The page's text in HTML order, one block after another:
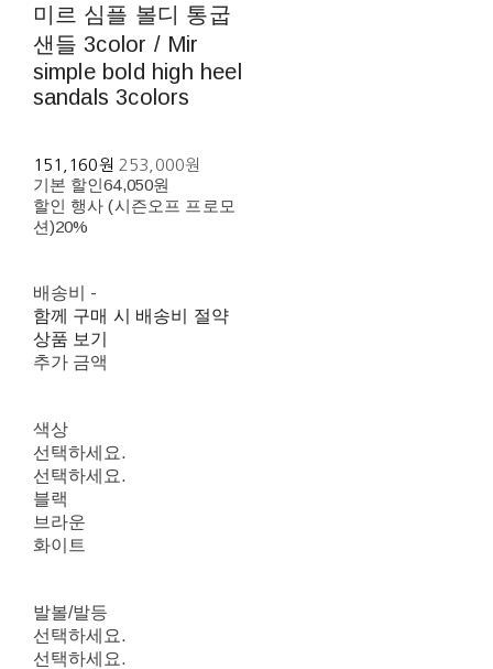
미르 심플 볼디 통굽
샌들 3color / Mir
simple bold high heel
sandals 3colors
151,160원 253,000원
기본 할인64,050원
할인 행사 (시즌오프 프로모
션)20%
배송비 -
함께 구매 시 배송비 절약
상품 보기
추가 금액
색상
선택하세요.
선택하세요.
블랙
브라운
화이트
발볼/발등
선택하세요.
선택하세요.